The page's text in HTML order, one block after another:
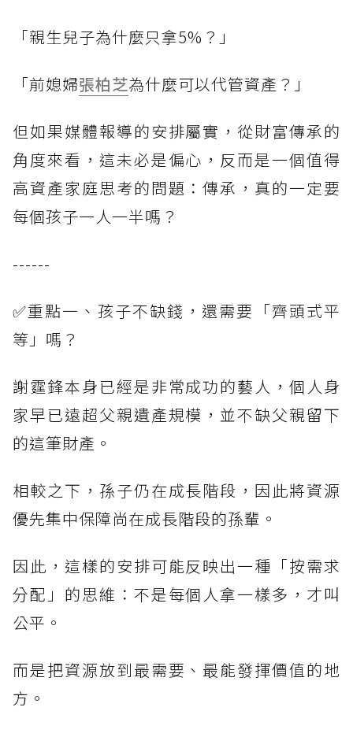
「親生兒子為什麼只拿5%？」
「前媳婦張柏芝為什麼可以代管資產？」
但如果媒體報導的安排屬實，從財富傳承的
角度來看，這未必是偏心，反而是一個值得
高資產家庭思考的問題：傳承，真的一定要
每個孩子一人一半嗎？
------
✅重點一、孩子不缺錢，還需要「齊頭式平
等」嗎？
謝霆鋒本身已經是非常成功的藝人，個人身
家早已遠超父親遺產規模，並不缺父親留下
的這筆財產。
相較之下，孫子仍在成長階段，因此將資源
優先集中保障尚在成長階段的孫輩。
因此，這樣的安排可能反映出一種「按需求
分配」的思維：不是每個人拿一樣多，才叫
公平。
而是把資源放到最需要、最能發揮價值的地
方。